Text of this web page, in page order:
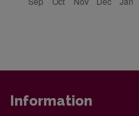
Information